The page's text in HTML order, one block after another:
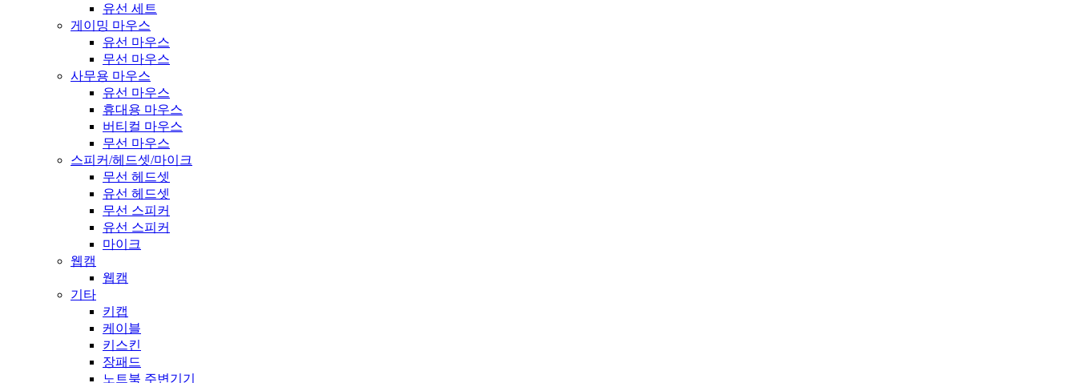
유선 세트
게이밍 마우스
유선 마우스
무선 마우스
사무용 마우스
유선 마우스
휴대용 마우스
버티컬 마우스
무선 마우스
스피커/헤드셋/마이크
무선 헤드셋
유선 헤드셋
무선 스피커
유선 스피커
마이크
웹캠
웹캠
기타
키캡
케이블
키스킨
장패드
노트북 주변기기